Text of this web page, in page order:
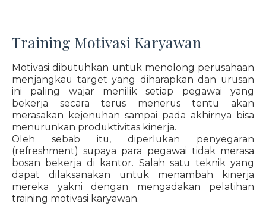
Training Motivasi Karyawan
Motivasi dibutuhkan untuk menolong perusahaan
menjangkau target yang diharapkan dan urusan
ini paling wajar menilik setiap pegawai yang
bekerja secara terus menerus tentu akan
merasakan kejenuhan sampai pada akhirnya bisa
menurunkan produktivitas kinerja.
Oleh sebab itu, diperlukan penyegaran
(refreshment) supaya para pegawai tidak merasa
bosan bekerja di kantor. Salah satu teknik yang
dapat dilaksanakan untuk menambah kinerja
mereka yakni dengan mengadakan pelatihan
training motivasi karyawan.